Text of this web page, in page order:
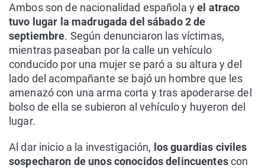
Ambos son de nacionalidad española yel atraco
tuvo lugar la madrugada del sábado 2 de
septiembre. Según denunciaron las víctimas,
mientras paseaban por la calle un vehículo
conducido por una mujer se paró a su altura y del
lado del acompañante se bajó un hombre que les
amenazó con una arma corta y tras apoderarse del
bolso de ella se subieron al vehículo y huyeron del
lugar.
Al dar inicio a la investigación, los guardias civiles
sospecharon de unos conocidos delincuentescon